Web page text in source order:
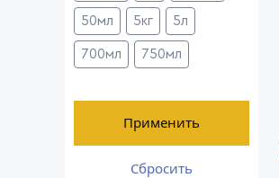
50мл 5кг 5л
700мл 750мл
Применить
Сбросить